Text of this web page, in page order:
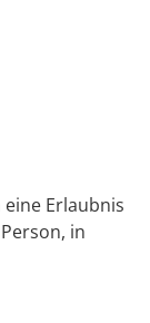
Erlaubnis
in